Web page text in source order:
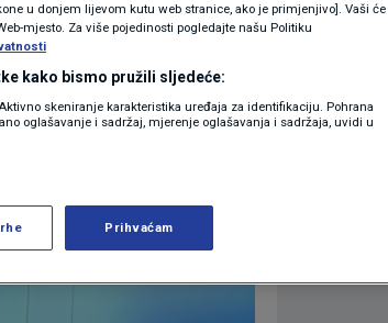
PROMJENE
u donjem lijevom kutu web stranice, ako je primjenjivo]. Vaši će
mjesto. Za više pojedinosti pogledajte našu Politiku
kako bismo pružili sljedeće:
skeniranje karakteristika uređaja za identifikaciju. Pohrana
oglašavanje i sadržaj, mjerenje oglašavanja i sadržaja, uvidi u
Prihvaćam